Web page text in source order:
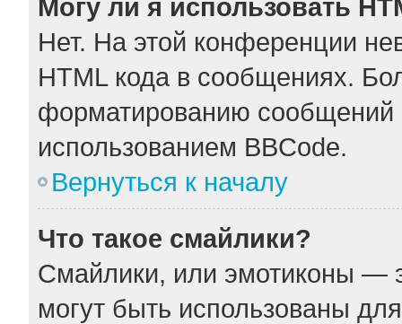
Могу ли я использовать
Нет. На этой конференции
HTML кода в сообщениях.
форматированию сообщений
использованием BBCode.
Вернуться к началу
Что такое смайлики?
Смайлики, или эмотиконы —
могут быть использованы